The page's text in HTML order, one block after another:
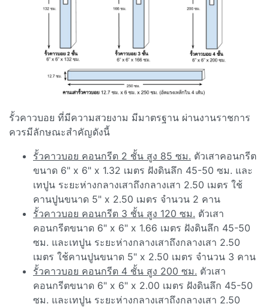
รั้วคาวบอย ที่มีความสวยงาม มีมาตรฐาน ผ่านงานราชการ
ควรมีลักษณะสำคัญดังนี้
รั้วคาวบอย คอนกรีต 2 ชั้น สูง 85 ซม. ตัวเสาคอนกรีต
ขนาด 6" x 6" x 1.32 เมตร ฝังดินลึก 45-50 ซม. และ
เทปูน ระยะห่างกลางเสาถึงกลางเสา 2.50 เมตร ใช้
คานปูนขนาด 5" x 2.50 เมตร จำนวน 2 คาน
รั้วคาวบอย คอนกรีต 3 ชั้น สูง 120 ซม. ตัวเสา
คอนกรีตขนาด 6" x 6" x 1.66 เมตร ฝังดินลึก 45-50
ซม. และเทปูน ระยะห่างกลางเสาถึงกลางเสา 2.50
เมตร ใช้คานปูนขนาด 5" x 2.50 เมตร จำนวน 3 คาน
รั้วคาวบอย คอนกรีต 4 ชั้น สูง 200 ซม. ตัวเสา
คอนกรีตขนาด 6" x 6" x 2.00 เมตร ฝังดินลึก 45-50
ซม. และเทปูน ระยะห่างกลางเสาถึงกลางเสา 2.50